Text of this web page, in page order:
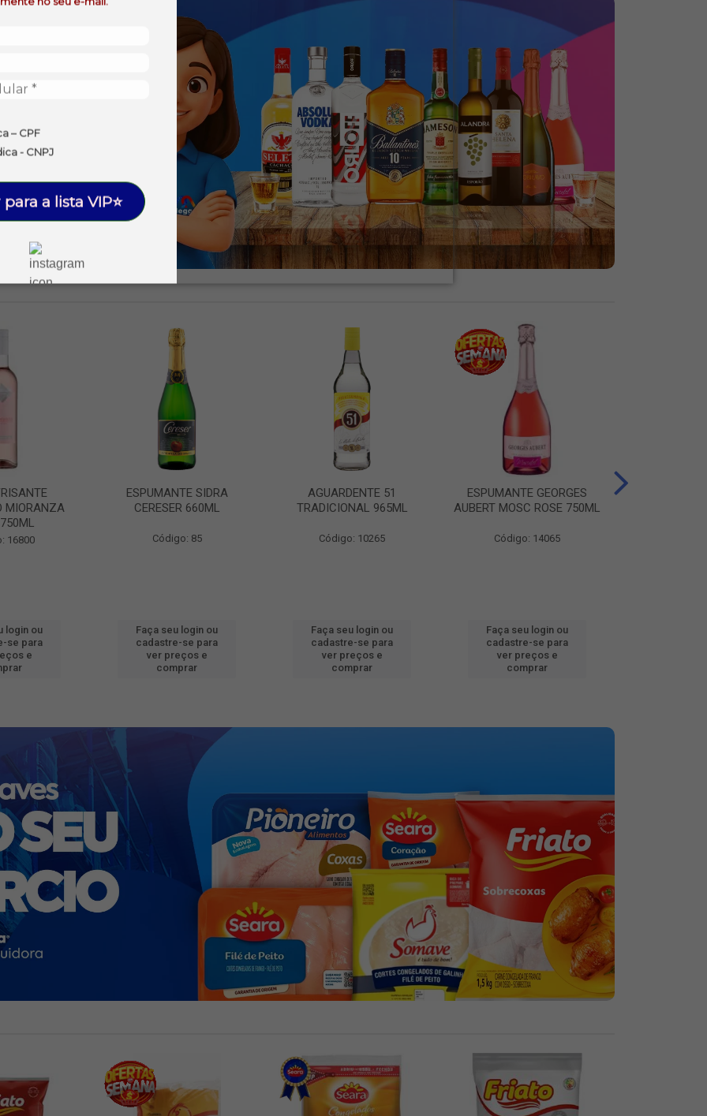
– CPF
- CNPJ
a lista VIP⭐
MIORANZA
16800
login ou
se para
e
ESPUMANTE SIDRA
CERESER 660ML
Código: 85
Faça seu login ou
cadastre-se para
ver preços e
comprar
AGUARDENTE 51
TRADICIONAL 965ML
Código: 10265
Faça seu login ou
cadastre-se para
ver preços e
comprar
ESPUMANTE GEORGES
AUBERT MOSC ROSE 750ML
Código: 14065
Faça seu login ou
cadastre-se para
ver preços e
comprar